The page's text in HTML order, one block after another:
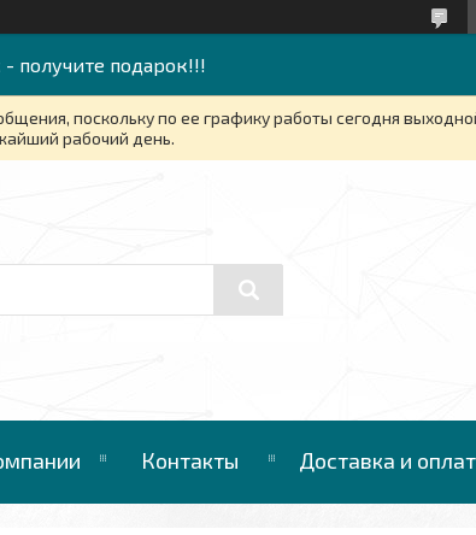
- получите подарок!!!
поскольку по ее графику работы сегодня
рабочий день.
Контакты Доставка и